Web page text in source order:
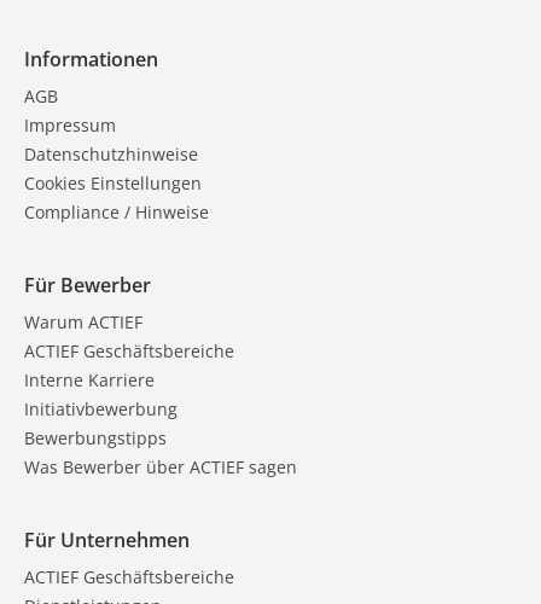
Informationen
AGB
Impressum
Datenschutzhinweise
Cookies Einstellungen
Compliance / Hinweise
Für Bewerber
Warum ACTIEF
ACTIEF Geschäftsbereiche
Interne Karriere
Initiativbewerbung
Bewerbungstipps
Was Bewerber über ACTIEF sagen
Für Unternehmen
ACTIEF Geschäftsbereiche